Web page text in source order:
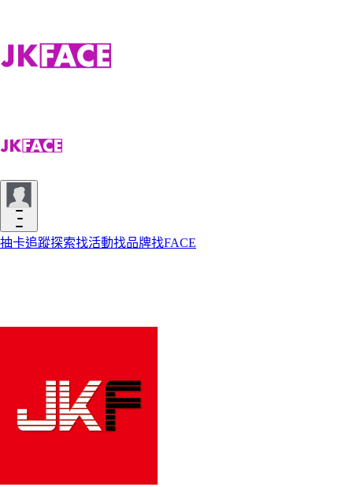
抽卡追蹤探索找活動找品牌找FACE